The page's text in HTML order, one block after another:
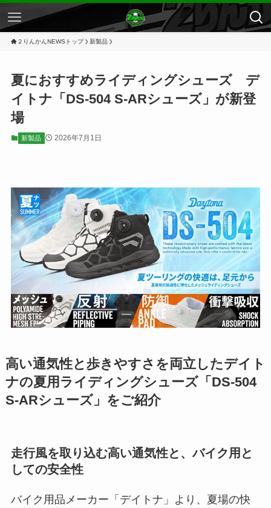
２りんかんNEWSトップ 新製品
夏におすすめライディングシューズ デ
イトナ「DS-504 S-ARシューズ」が新登
場
新製品 2026年7月1日
高い通気性と歩きやすさを両立したデイト
ナの夏用ライディングシューズ「DS-504
S-ARシューズ」をご紹介
走行風を取り込む高い通気性と、バイク用と
しての安全性
バイク用品メーカー「デイトナ」より、夏場の快